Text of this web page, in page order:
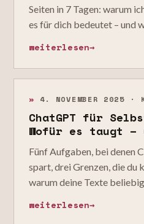
Seiten in 7 Tagen: warum
es für dich bedeutet – und
weiterlesen→
» 4. NOVEMBER 2025 ·
ChatGPT für
Wofür es taugt –
Fünf Aufgaben, bei denen
spart, drei Grenzen, die du
warum deine Texte
weiterlesen→